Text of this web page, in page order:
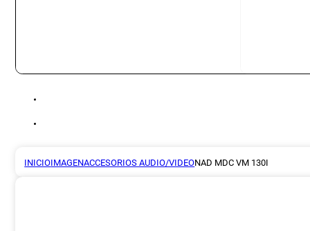
INICIOIMAGENACCESORIOS AUDIO/VIDEONAD MDC VM 130I